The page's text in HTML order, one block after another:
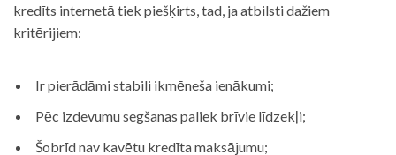
kredīts internetā tiek piešķirts, tad, ja atbilsti dažiem
kritērijiem:
Ir pierādāmi stabili ikmēneša ienākumi;
Pēc izdevumu segšanas paliek brīvie līdzekļi;
Šobrīd nav kavētu kredīta maksājumu;